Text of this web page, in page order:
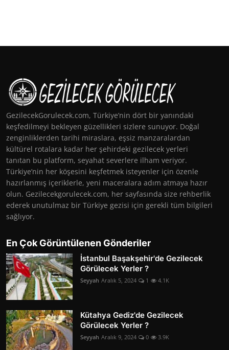
GezilecekGorulecek.com, Türkiye’nin dört bir yanındaki
keşfedilmeyi bekleyen güzellikleri sizlere sunuyor. Doğal
zenginliklerden tarihi miraslara, eşsiz manzaralardan
kültürel rotalara kadar her şehirdeki gezilecek yerleri
tanıtan bu platform, seyahat severlere ilham veriyor.
Türkiye’nin her köşesini keşfetmek isteyenler için özenle
hazırlanmış içeriklerle, yeni maceralara adım atmaya hazır
olun. Gezilecekgorulecek.com, her sayfasında size rehberlik
ederek unutulmaz bir Türkiye gezisi için gerekli tüm bilgileri
sağlıyor.
En Çok Görüntülenen Gönderiler
İstanbul Başakşehir'de Gezilecek
Görülecek Yerler ?
Seyyah Aralık 5, 2024 1 4.1K
Kütahya Gediz'de Gezilecek
Görülecek Yerler ?
Seyyah Aralık 9, 2024 0 3.9K